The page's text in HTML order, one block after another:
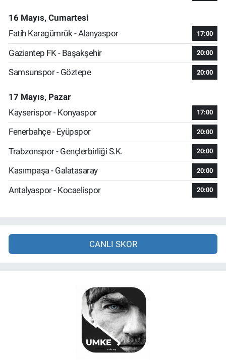
16 Mayıs, Cumartesi
Fatih Karagümrük - Alanyaspor
17:00
Gaziantep FK - Başakşehir 20:00
Samsunspor - Göztepe 20:00
17 Mayıs, Pazar
Kayserispor - Konyaspor
17:00
Fenerbahçe - Eyüpspor 20:00
Trabzonspor - Gençlerbirliği S.K. 20:00
Kasımpaşa - Galatasaray 20:00
Antalyaspor - Kocaelispor 20:00
CANLI SKOR